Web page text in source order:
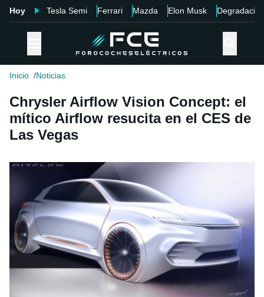
Hoy Tesla Semi Ferrari Mazda Elon Musk Degradación
Inicio Noticias
Chrysler Airflow Vision Concept: el
mítico Airflow resucita en el CES de
Las Vegas